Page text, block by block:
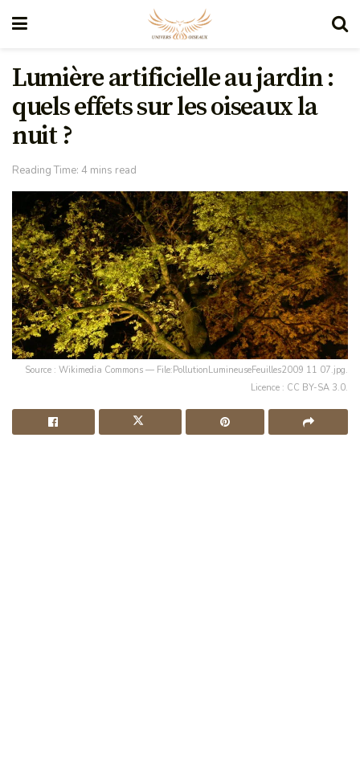
Lumière artificielle au jardin :
quels effets sur les oiseaux la
nuit ?
Reading Time: 4 mins read
Source : Wikimedia Commons — File:PollutionLumineuseFeuilles2009 11 07.jpg.
Licence : CC BY-SA 3.0.